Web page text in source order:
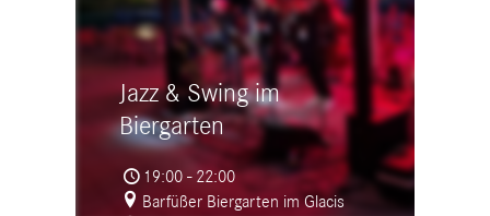
Jazz & Swing im
Biergarten
19:00 - 22:00
Barfüßer Biergarten im Glacis